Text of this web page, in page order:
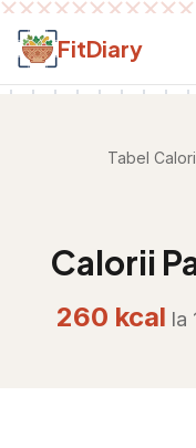
Salt la conținut
FitDiary
Tabel
Calorii
260 kcal la